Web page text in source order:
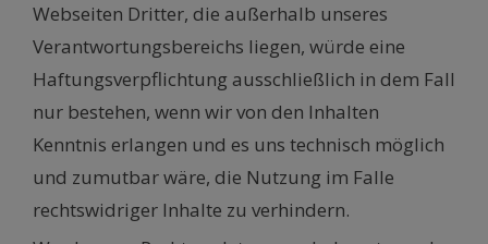
Webseiten Dritter, die außerhalb unseres
Verantwortungsbereichs liegen, würde eine
Haftungsverpflichtung ausschließlich in dem Fall
nur bestehen, wenn wir von den Inhalten
Kenntnis erlangen und es uns technisch möglich
und zumutbar wäre, die Nutzung im Falle
rechtswidriger Inhalte zu verhindern.